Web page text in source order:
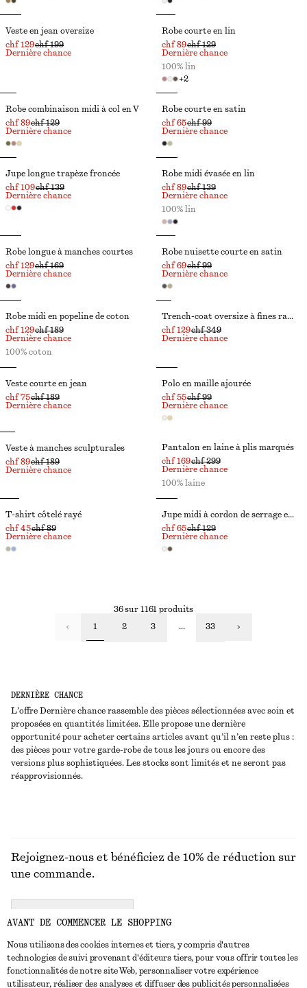
DERNIÈRE CHANCE
L’offre Dernière chance rassemble des pièces sélectionnées avec soin et
proposées en quantités limitées. Elle propose une dernière
opportunité pour acheter certains articles avant qu’il n’en reste plus :
des pièces pour votre garde-robe de tous les jours ou encore des
versions plus sophistiquées. Les stocks sont limités et ne seront pas
réapprovisionnés.
Veste en jean oversize
chf 129chf 199
Dernière chance
Robe courte en lin
chf 89chf 129
+2
Dernière chance
100% lin
Robe combinaison midi à col en V
chf 89chf 129
Dernière chance
Robe courte en satin
chf 65chf 99
Dernière chance
Jupe longue trapèze froncée
chf 109chf 139
Dernière chance
Robe midi évasée en lin
chf 89chf 139
Dernière chance
100% lin
Robe longue à manches courtes
chf 129chf 169
Dernière chance
Robe nuisette courte en satin
chf 69chf 99
Dernière chance
Robe midi en popeline de coton
chf 129chf 189
Dernière chance
100% coton
Trench-coat oversize à fines rayures
chf 129chf 349
Dernière chance
Veste courte en jean
chf 75chf 189
Dernière chance
Polo en maille ajourée
chf 55chf 99
Dernière chance
Veste à manches sculpturales
chf 89chf 189
Dernière chance
Pantalon en laine à plis marqués
chf 169chf 299
Dernière chance
100% laine
T-shirt côtelé rayé
chf 45chf 89
Dernière chance
Jupe midi à cordon de serrage en coton
chf 65chf 129
Dernière chance
36 sur 1161 produits
1 2 3 ... 33
NOUS CONTACTER
Rejoignez-nous et bénéficiez de 10% de réduction sur
une commande.
AVANT DE COMMENCER LE SHOPPING
Nous utilisons des cookies internes et tiers, y compris d'autres
technologies de suivi provenant d'éditeurs tiers, pour vous offrir toutes les
fonctionnalités de notre site Web, personnaliser votre expérience
utilisateur, réaliser des analyses et diffuser des publicités personnalisées